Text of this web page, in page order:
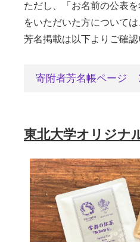
ただし、「お名前の公表
をいただいた方については
芳名掲載は以下よりご確認
寄附者芳名帳ページ
東北大学オリジナ